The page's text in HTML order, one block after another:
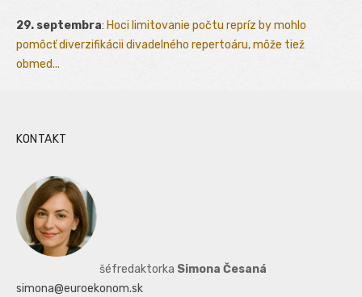
29. septembra: Hoci limitovanie počtu repríz by mohlo
pomôcť diverzifikácii divadelného repertoáru, môže tiež
obmed...
KONTAKT
šéfredaktorka Simona Česaná
simona@euroekonom.sk